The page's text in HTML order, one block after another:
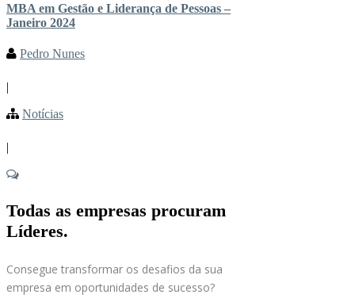
MBA em Gestão e Liderança de Pessoas –
Janeiro 2024
Pedro Nunes
|
Notícias
|
Todas as empresas procuram
Líderes.
Consegue transformar os desafios da sua
empresa em oportunidades de sucesso?